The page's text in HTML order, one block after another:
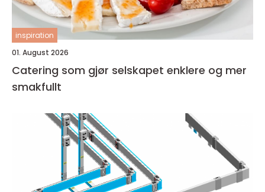
inspiration
01. August 2026
Catering som gjør selskapet enklere og mer
smakfullt